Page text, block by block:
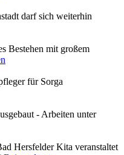
darf sich weiterhin
Bestehen mit großem
für Sorga
- Arbeiten unter
Hersfelder Kita veranstaltet